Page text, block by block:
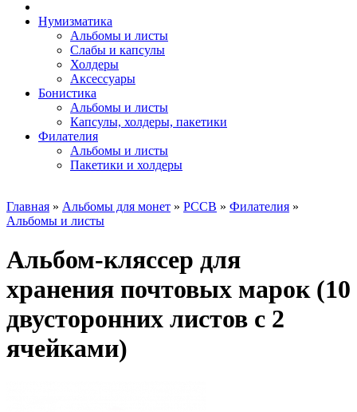
Нумизматика
Альбомы и листы
Слабы и капсулы
Холдеры
Аксессуары
Бонистика
Альбомы и листы
Капсулы, холдеры, пакетики
Филателия
Альбомы и листы
Пакетики и холдеры
Главная » Альбомы для монет » PCCB » Филателия »
Альбомы и листы
Альбом-кляссер для
хранения почтовых марок (10
двусторонних листов с 2
ячейками)